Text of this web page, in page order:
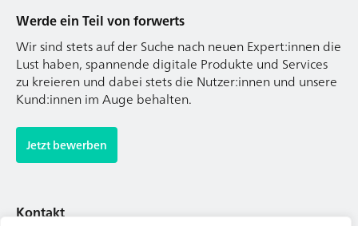
Jetzt bewerben
Tel. Zentrale: +49 (69) 27273681
E-Mail: kontakt@forwerts.com
60311 Frankfurt am Main
Werde ein Teil von forwerts
Wir sind stets auf der Suche nach neuen Expert:innen die
Lust haben, spannende digitale Produkte und Services
zu kreieren und dabei stets die Nutzer:innen und unsere
Kund:innen im Auge behalten.
Jetzt bewerben
Kontakt